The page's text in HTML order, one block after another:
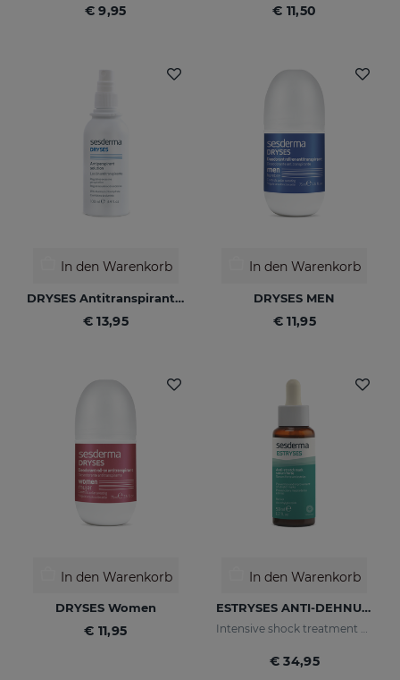
€ 9,95 € 11,50
In den Warenkorb
DRYSES Antitranspirant-Lösung
€ 13,95
In den Warenkorb
DRYSES MEN
€ 11,95
In den Warenkorb
DRYSES Women
€ 11,95
In den Warenkorb
ESTRYSES ANTI-DEHNUNGSSTREIFEN-SERUM FORTE 50 ML
Intensive shock treatment of stretch marks shock (pearly white).
€ 34,95